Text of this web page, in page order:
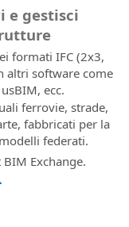
e gestisci
formati IFC (2x3,
altri software come
ecc.
ferrovie, strade,
fabbricati per la
federati.
Exchange.